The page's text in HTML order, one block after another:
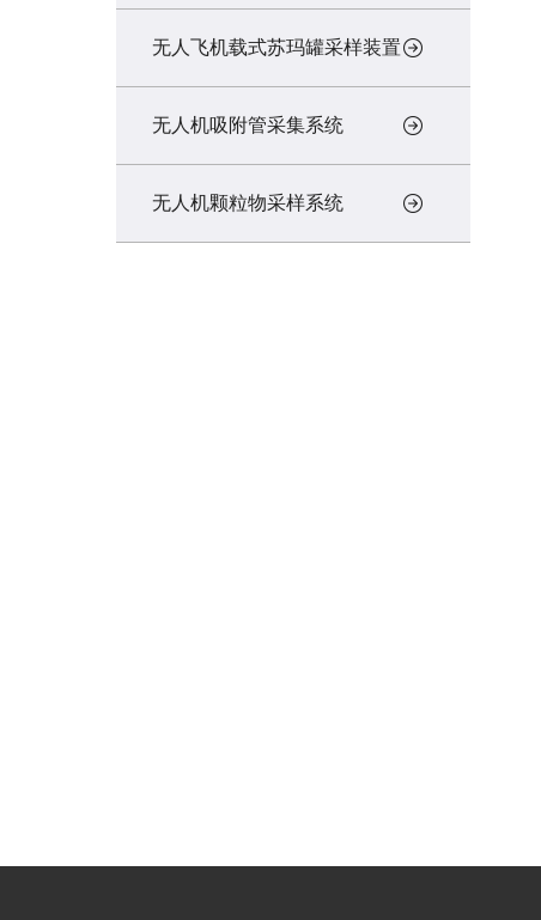
无人飞机载式苏玛罐采样装置
无人机吸附管采集系统
无人机颗粒物采样系统